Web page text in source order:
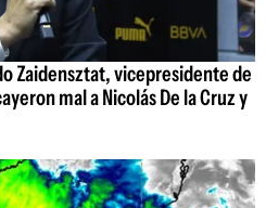
Zaidensztat, vicepresidente de
mal a Nicolás De la Cruz y